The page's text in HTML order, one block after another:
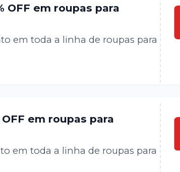
OFF em roupas para
em toda a linha de roupas para
em roupas para
em toda a linha de roupas para